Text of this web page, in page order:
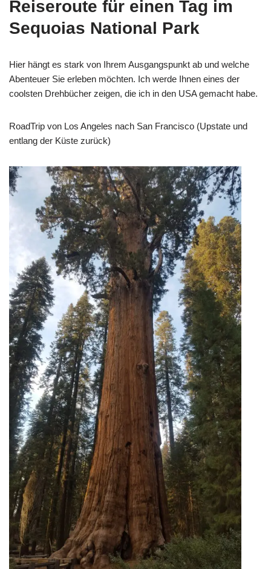
Reiseroute für einen Tag im
Sequoias National Park
Hier hängt es stark von Ihrem Ausgangspunkt ab und welche
Abenteuer Sie erleben möchten. Ich werde Ihnen eines der
coolsten Drehbücher zeigen, die ich in den USA gemacht habe.
RoadTrip von Los Angeles nach San Francisco (Upstate und
entlang der Küste zurück)